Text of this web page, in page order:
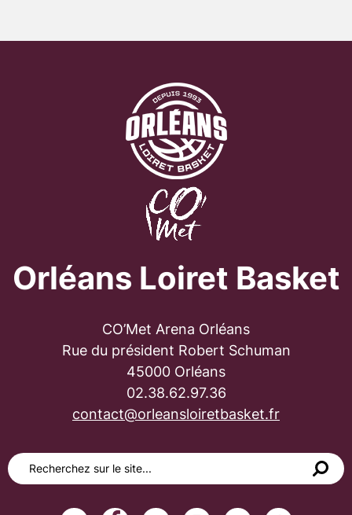
Orléans Loiret Basket
CO’Met Arena Orléans
Rue du président Robert Schuman
45000 Orléans
02.38.62.97.36
contact@orleansloiretbasket.fr